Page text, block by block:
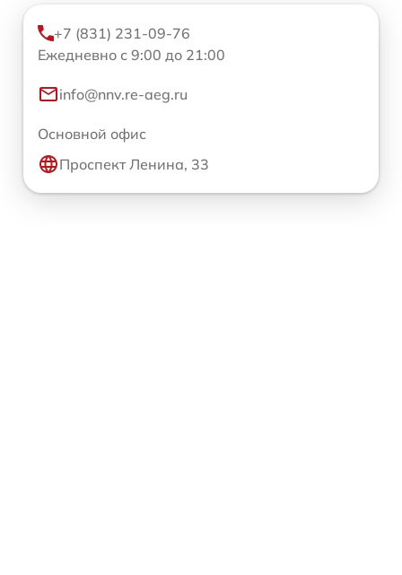
+7 (831) 231-09-76
Ежедневно с 9:00 до 21:00
info@nnv.re-aeg.ru
Основной офис
Проспект Ленина, 33